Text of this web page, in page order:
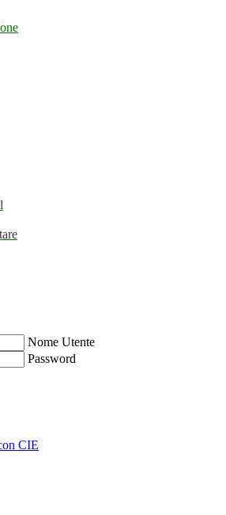
Nome Utente
Password
CIE